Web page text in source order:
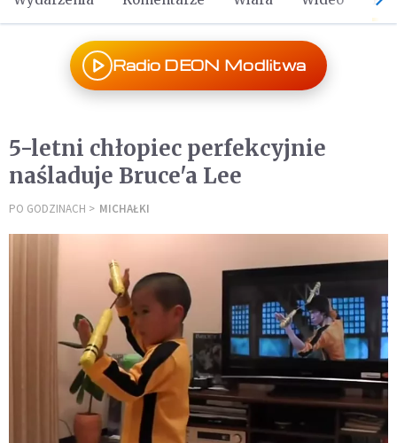
Radio DEON Modlitwa
5-letni chłopiec perfekcyjnie
naśladuje Bruce'a Lee
PO GODZINACH MICHAŁKI